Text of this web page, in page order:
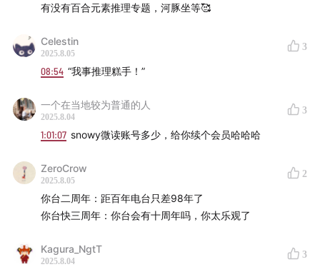
有没有百合元素推理专题，河豚坐等🥰
Celestin
2025.8.05
3
08:54 “我事推理糕手！”
一个在当地较为普通的人
2025.8.04
3
1:01:07 snowy微读账号多少，给你续个会员哈哈哈
ZeroCrow
2025.8.05
2
你台二周年：距百年电台只差98年了
你台快三周年：你台会有十周年吗，你太乐观了
Kagura_NgtT
2025.8.04
3